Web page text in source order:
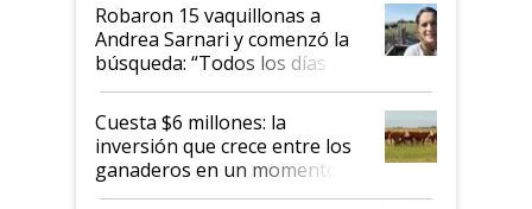
Robaron 15 vaquillonas a
Andrea Sarnari y comenzó la
búsqueda: “Todos los días le
toca a algún productor”
Cuesta $6 millones: la
inversión que crece entre los
ganaderos en un momento
histórico para la actividad